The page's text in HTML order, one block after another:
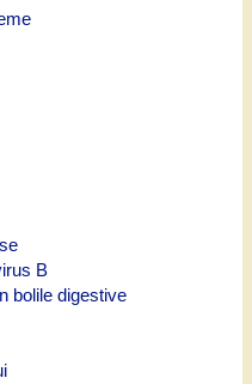
B
bolile digestive